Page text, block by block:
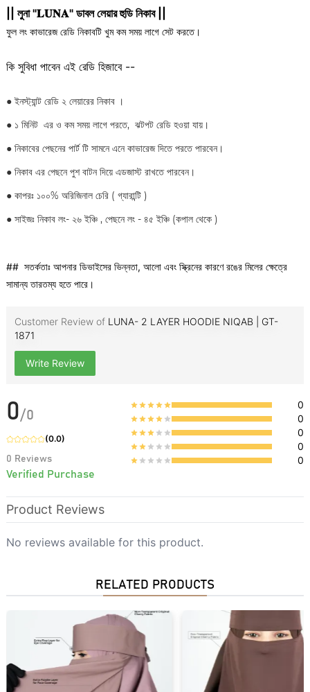
|| লুনা "𝐋𝐔𝐍𝐀" ডাবল লেয়ার হুডি নিকাব ||
ফুল লং কাভারেজ রেডি নিকাবটি খুম কম সময় লাগে সেট করতে।
কি সুবিধা পাবেন এই রেডি হিজাবে --
● ইনস্ট্যান্ট রেডি ২ লেয়ারের নিকাব ।
● ১ মিনিট এর ও কম সময় লাগে পরতে, ঝটপট রেডি হওয়া যায়।
● নিকাবের পেছনের পার্ট টি সামনে এনে কাভারেজ দিতে পরতে পারবেন।
● নিকাব এর পেছনে পুশ বাটন দিয়ে এডজাস্ট রাখতে পারবেন।
● কাপরঃ ১০০% অরিজিনাল চেরি ( গ্যারান্টি )
● সাইজঃ নিকাব লং- ২৬ ইঞ্চি , পেছনে লং - ৪৫ ইঞ্চি (কপাল থেকে )
## সতর্কতাঃ আপনার ডিভাইসের ভিন্নতা, আলো এবং স্ক্রিনের কারণে রঙের মিলের ক্ষেত্রে
সামান্য তারতম্য হতে পারে।
Customer Review of LUNA- 2 LAYER HOODIE NIQAB | GT-
1871
Write Review
0/0
(0.0)
0 Reviews
Verified Purchase
0
0
0
0
0
Product Reviews
No reviews available for this product.
RELATED PRODUCTS